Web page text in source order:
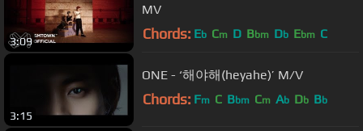
3:09
MV
Chords: Eb Cm D Bbm Db Ebm C
3:15
ONE - ‘해야해(heyahe)’ M/V
Chords: Fm C Bbm Cm Ab Db Bb